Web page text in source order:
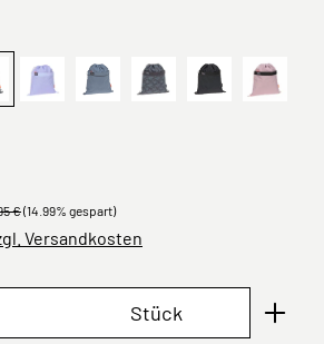
Curve, Grün
LavendelBOLD, Turnbeutel - BOLD
BOLD, Schwarz
mauve
Bold dark olive
€(14.99% gespart)
Versandkosten
Gib den gewünschten
Stück